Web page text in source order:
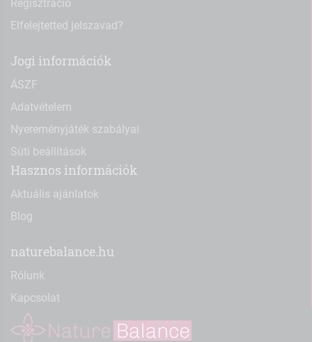
Regisztráció
Elfelejtetted jelszavad?
Jogi információk
ÁSZF
Adatvételem
Nyereményjáték szabályai
Süti beállítások
Hasznos információk
Aktuális ajánlatok
Blog
naturebalance.hu
Rólunk
Kapcsolat